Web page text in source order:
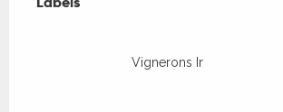
Vignerons Indépendants